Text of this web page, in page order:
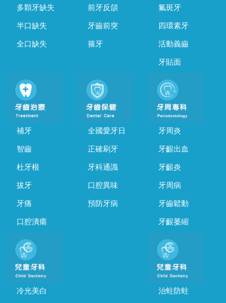
多顆牙缺失
半口缺失
全口缺失
前牙反頜
牙齒前突
箍牙
氟斑牙
四環素牙
活動義齒
牙貼面
補牙
智齒
杜牙根
拔牙
牙痛
口腔潰瘍
全國愛牙日
正確刷牙
牙科通識
口腔異味
預防牙病
牙周炎
牙齦出血
牙齦炎
牙周病
牙齒鬆動
牙齦萎縮
冷光美白 治蛀防蛀